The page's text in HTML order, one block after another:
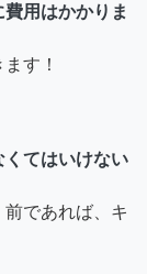
用はかかりま
す！
てはいけない
であれば、キ